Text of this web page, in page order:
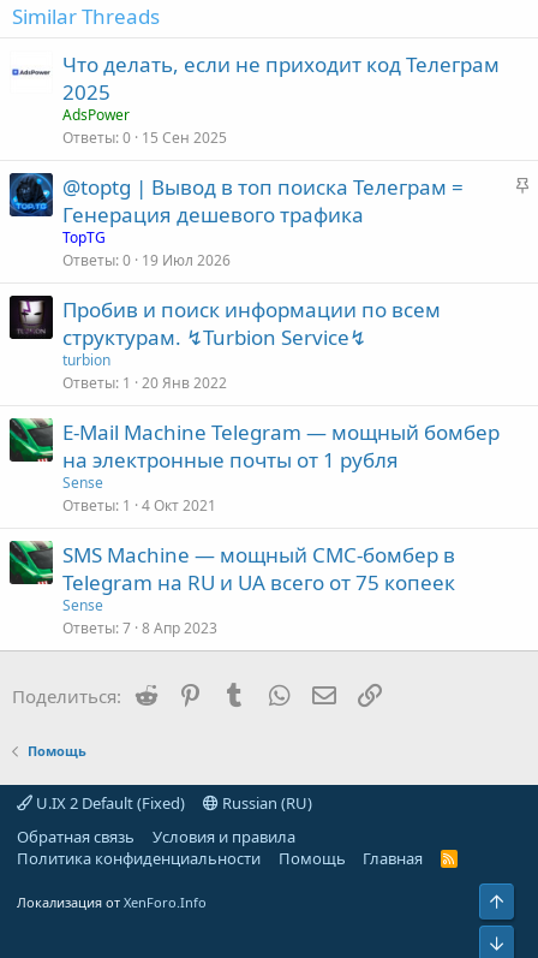
Similar Threads
Что делать, если не приходит код Телеграм
2025
AdsPower
Ответы 0 15 Сен 2025
З
@toptg | Вывод в топ поиска Телеграм =
Генерация дешевого трафика
TopTG
Ответы 0 19 Июл 2026
Пробив и поиск информации по всем
структурам. ↯Turbion Service↯
turbion
Ответы 1 20 Янв 2022
E-Mail Machine Telegram — мощный бомбер
на электронные почты от 1 рубля
Sense
Ответы 1 4 Окт 2021
SMS Machine — мощный СМС-бомбер в
Telegram на RU и UA всего от 75 копеек
Sense
Ответы 7 8 Апр 2023
Поделиться: Reddit PinterestTumblrWhatsAppЭлектронная почта
Ссылка
Помощь
U.IX 2 Default (Fixed)
Russian (RU)
Обратная связь
Условия и правила
Политика конфиденциальности
Помощь Главная
R
Локализация от XenForo.Info